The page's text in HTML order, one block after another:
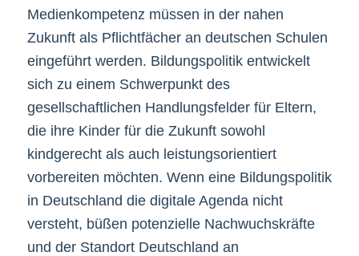
Medienkompetenz müssen in der nahen
Zukunft als Pflichtfächer an deutschen Schulen
eingeführt werden. Bildungspolitik entwickelt
sich zu einem Schwerpunkt des
gesellschaftlichen Handlungsfelder für Eltern,
die ihre Kinder für die Zukunft sowohl
kindgerecht als auch leistungsorientiert
vorbereiten möchten. Wenn eine Bildungspolitik
in Deutschland die digitale Agenda nicht
versteht, büßen potenzielle Nachwuchskräfte
und der Standort Deutschland an